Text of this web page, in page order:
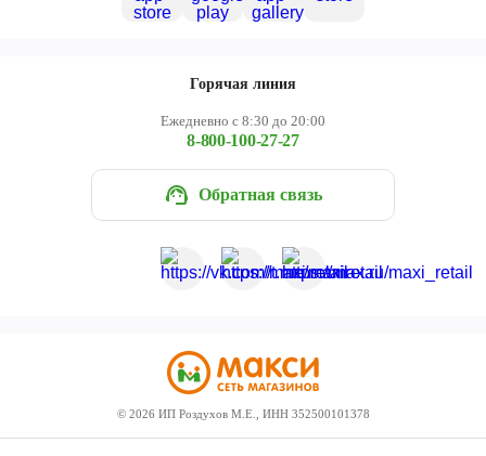
Горячая линия
Ежедневно с 8:30 до 20:00
8-800-100-27-27
Обратная связь
© 2026 ИП Роздухов М.Е., ИНН 352500101378